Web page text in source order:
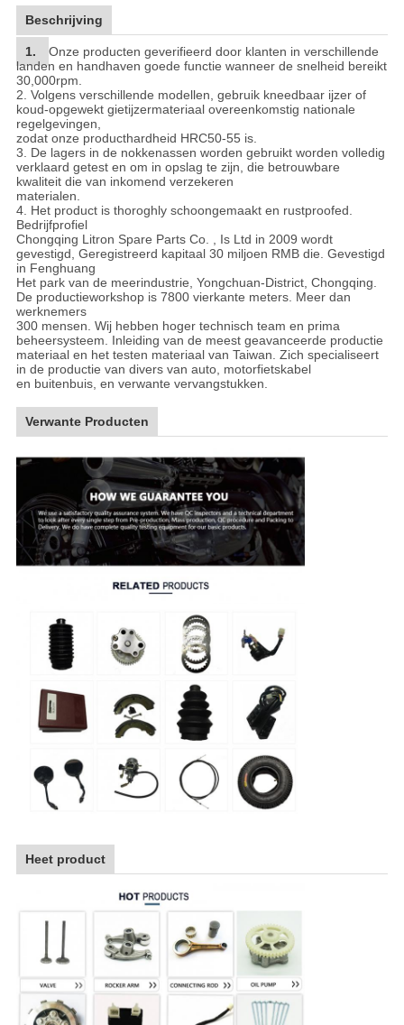
Beschrijving
1.
Onze producten geverifieerd door klanten in verschillende
landen en handhaven goede functie wanneer de snelheid bereikt
30,000rpm.
2. Volgens verschillende modellen, gebruik kneedbaar ijzer of
koud-opgewekt gietijzermateriaal overeenkomstig nationale
regelgevingen,
zodat onze producthardheid HRC50-55 is.
3. De lagers in de nokkenassen worden gebruikt worden volledig
verklaard getest en om in opslag te zijn, die betrouwbare
kwaliteit die van inkomend verzekeren
materialen.
4. Het product is thoroghly schoongemaakt en rustproofed.
Bedrijfprofiel
Chongqing Litron Spare Parts Co. , Is Ltd in 2009 wordt
gevestigd, Geregistreerd kapitaal 30 miljoen RMB die. Gevestigd
in Fenghuang
Het park van de meerindustrie, Yongchuan-District, Chongqing.
De productieworkshop is 7800 vierkante meters. Meer dan
werknemers
300 mensen. Wij hebben hoger technisch team en prima
beheersysteem. Inleiding van de meest geavanceerde productie
materiaal en het testen materiaal van Taiwan. Zich specialiseert
in de productie van divers van auto, motorfietskabel
en buitenbuis, en verwante vervangstukken.
Verwante Producten
Heet product